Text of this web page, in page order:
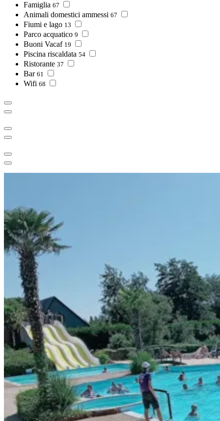
Famiglia 67
Animali domestici ammessi 67
Fiumi e lago 13
Parco acquatico 9
Buoni Vacaf 19
Piscina riscaldata 54
Ristorante 37
Bar 61
Wifi 68